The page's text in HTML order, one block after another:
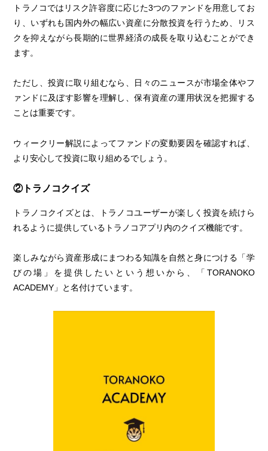
トラノコではリスク許容度に応じた3つのファンドを用意してお
り、いずれも国内外の幅広い資産に分散投資を行うため、リス
クを抑えながら長期的に世界経済の成長を取り込むことができ
ます。
ただし、投資に取り組むなら、日々のニュースが市場全体やフ
ァンドに及ぼす影響を理解し、保有資産の運用状況を把握する
ことは重要です。
ウィークリー解説によってファンドの変動要因を確認すれば、
より安心して投資に取り組めるでしょう。
②トラノコクイズ
トラノコクイズとは、トラノコユーザーが楽しく投資を続けら
れるように提供しているトラノコアプリ内のクイズ機能です。
楽しみながら資産形成にまつわる知識を自然と身につける「学
びの場」を提供したいという想いから、「TORANOKO
ACADEMY」と名付けています。